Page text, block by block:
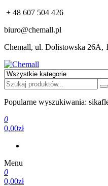
+ 48 607 504 426
biuro@chemall.pl
Chemall, ul. Dolistowska 26A,
Chemall
Profesjonalna chemia
Bauchemie
Popularne wyszukiwania:
0
0,00zł
Menu
0
0,00zł